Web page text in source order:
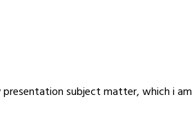
subject matter, which i am